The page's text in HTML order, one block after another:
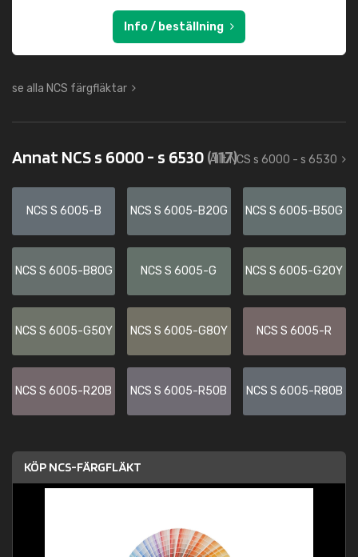
Info / beställning
se alla NCS färgfläktar
Annat NCS s 6000 - s 6530(117)
Allt NCS s 6000 - s 6530
NCS S 6005-B NCS S 6005-B20G NCS S 6005-B50G
NCS S 6005-B80G NCS S 6005-G NCS S 6005-G20Y
NCS S 6005-G50Y NCS S 6005-G80Y NCS S 6005-R
NCS S 6005-R20B NCS S 6005-R50B NCS S 6005-R80B
KÖP NCS-FÄRGFLÄKT